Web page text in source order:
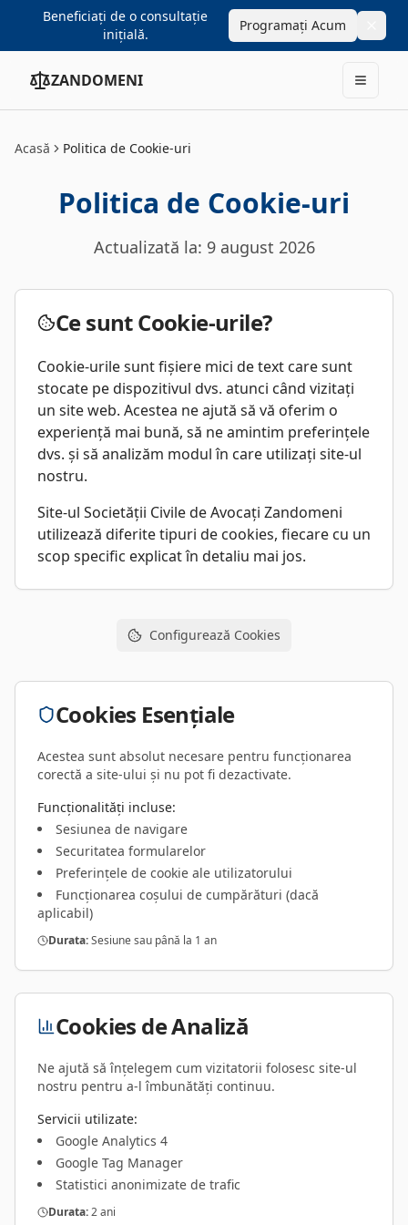
Sari la conținut
Beneficiați de o consultație
inițială.
Programați Acum
ZANDOMENI
Acasă Politica de Cookie-uri
Politica de Cookie-uri
Actualizată la: 9 august 2026
Ce sunt Cookie-urile?
Cookie-urile sunt fișiere mici de text care sunt
stocate pe dispozitivul dvs. atunci când vizitați
un site web. Acestea ne ajută să vă oferim o
experiență mai bună, să ne amintim preferințele
dvs. și să analizăm modul în care utilizați site-ul
nostru.
Site-ul Societății Civile de Avocați Zandomeni
utilizează diferite tipuri de cookies, fiecare cu un
scop specific explicat în detaliu mai jos.
Configurează Cookies
Cookies Esențiale
Acestea sunt absolut necesare pentru funcționarea
corectă a site-ului și nu pot fi dezactivate.
Funcționalități incluse:
Sesiunea de navigare
Securitatea formularelor
Preferințele de cookie ale utilizatorului
Funcționarea coșului de cumpărături (dacă
aplicabil)
Durata:Sesiune sau până la 1 an
Cookies de Analiză
Ne ajută să înțelegem cum vizitatorii folosesc site-ul
nostru pentru a-l îmbunătăți continuu.
Servicii utilizate:
Google Analytics 4
Google Tag Manager
Statistici anonimizate de trafic
Durata:2 ani